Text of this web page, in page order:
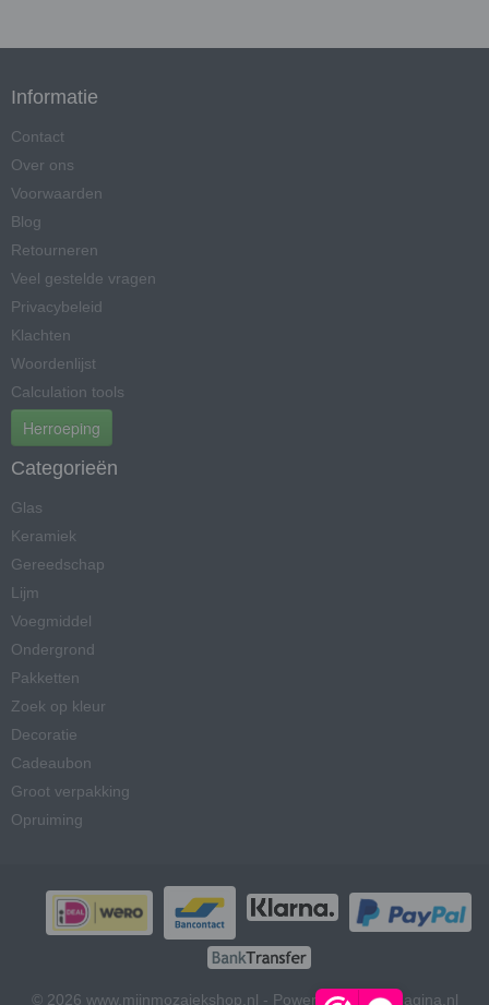
Informatie
Contact
Over ons
Voorwaarden
Blog
Retourneren
Veel gestelde vragen
Privacybeleid
Klachten
Woordenlijst
Calculation tools
Herroeping
Categorieën
Glas
Keramiek
Gereedschap
Lijm
Voegmiddel
Ondergrond
Pakketten
Zoek op kleur
Decoratie
Cadeaubon
Groot verpakking
Opruiming
© 2026 www.mijnmozaiekshop.nl - Powered by Shoppagina.nl